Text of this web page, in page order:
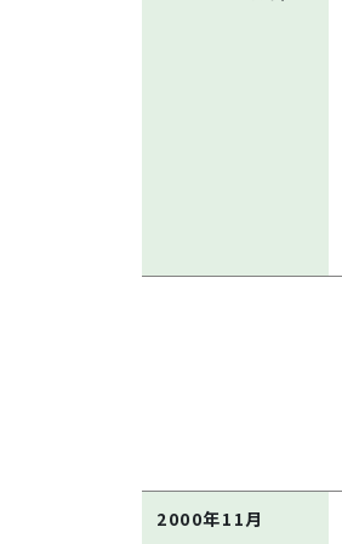
2000年11月